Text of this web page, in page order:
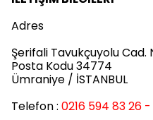
Adres
Şerifali Tavukçuyolu Cad.
Posta Kodu 34774
Ümraniye / İSTANBUL
Telefon : 0216 594 83 26